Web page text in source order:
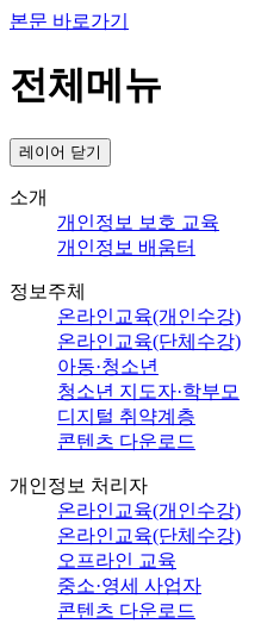
본문 바로가기
전체메뉴
레이어 닫기
소개
개인정보 보호 교육
개인정보 배움터
정보주체
온라인교육(개인수강)
온라인교육(단체수강)
아동·청소년
청소년 지도자·학부모
디지털 취약계층
콘텐츠 다운로드
개인정보 처리자
온라인교육(개인수강)
온라인교육(단체수강)
오프라인 교육
중소·영세 사업자
콘텐츠 다운로드